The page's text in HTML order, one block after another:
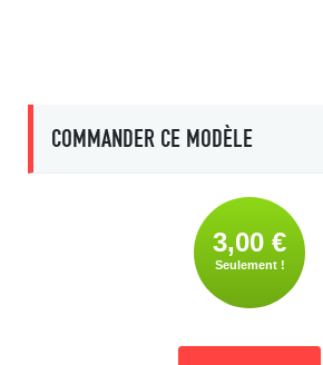
COMMANDER CE MODÈLE
3,00 €
Seulement !